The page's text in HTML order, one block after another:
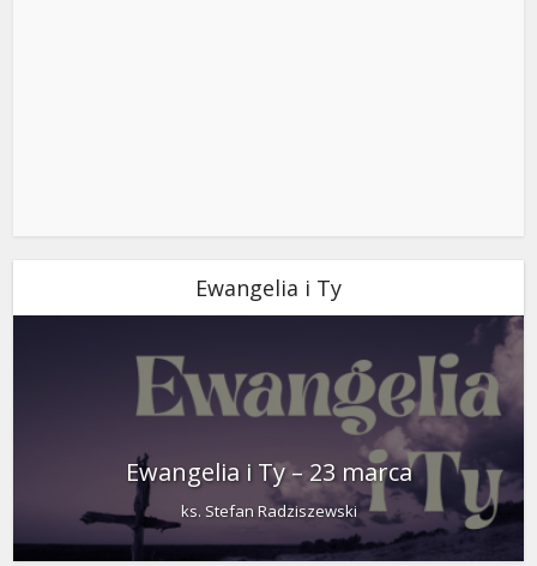
Ewangelia i Ty
Ewangelia i Ty – 23 marca
ks. Stefan Radziszewski